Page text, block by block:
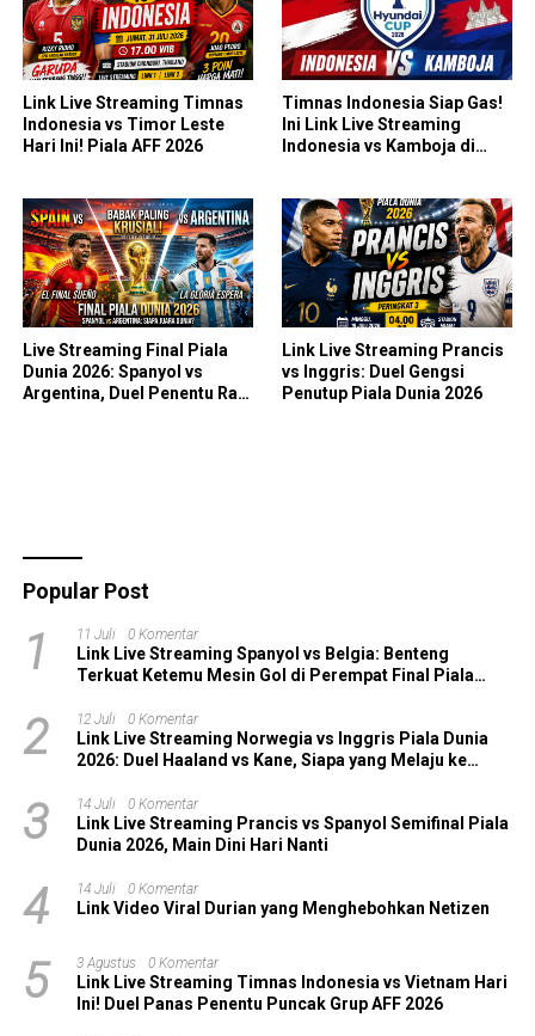
Link Live Streaming Timnas
Indonesia vs Timor Leste
Hari Ini! Piala AFF 2026
Timnas Indonesia Siap Gas!
Ini Link Live Streaming
Indonesia vs Kamboja di
Live Streaming Final Piala
Dunia 2026: Spanyol vs
Argentina, Duel Penentu Raja
Link Live Streaming Prancis
vs Inggris: Duel Gengsi
Penutup Piala Dunia 2026
Popular Post
1 11 Juli 0 Komentar
Link Live Streaming Spanyol vs Belgia: Benteng
Terkuat Ketemu Mesin Gol di Perempat Final Piala
2 12 Juli 0 Komentar
Link Live Streaming Norwegia vs Inggris Piala Dunia
2026: Duel Haaland vs Kane, Siapa yang Melaju ke
3 14 Juli 0 Komentar
Link Live Streaming Prancis vs Spanyol Semifinal Piala
Dunia 2026, Main Dini Hari Nanti
4 14 Juli 0 Komentar
Link Video Viral Durian yang Menghebohkan Netizen
5 3 Agustus 0 Komentar
Link Live Streaming Timnas Indonesia vs Vietnam Hari
Ini! Duel Panas Penentu Puncak Grup AFF 2026